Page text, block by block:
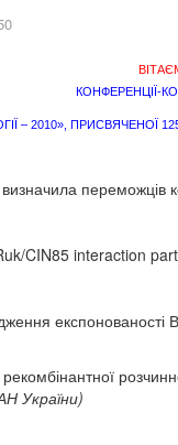
КОНФЕРЕНЦІЇ-
– 2010»,
CIN85 interaction
України)